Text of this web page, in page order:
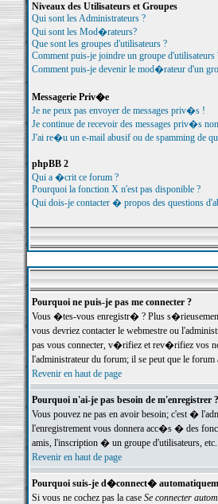
Niveaux des Utilisateurs et Groupes
Qui sont les Administrateurs ?
Qui sont les Mod�rateurs?
Que sont les groupes d'utilisateurs ?
Comment puis-je joindre un groupe d'utilisateurs
Comment puis-je devenir le mod�rateur d'un
Messagerie Priv�e
Je ne peux pas envoyer de messages priv�s !
Je continue de recevoir des messages priv�s
J'ai re�u un e-mail abusif ou de spamming de
phpBB 2
Qui a �crit ce forum ?
Pourquoi la fonction X n'est pas disponible ?
Qui dois-je contacter � propos des questions
Pourquoi ne puis-je pas me connecter ?
Vous �tes-vous enregistr� ? Plus
vous devriez contacter le webmestre ou
pas vous connecter, v�rifiez et rev�rifiez vos
l'administrateur du forum; il se peut que le
Revenir en haut de page
Pourquoi n'ai-je pas besoin de m'enregistrer ?
Vous pouvez ne pas en avoir besoin; c'est �
l'enregistrement vous donnera acc�s � des
amis, l'inscription � un groupe d'utilisateurs,
Revenir en haut de page
Pourquoi suis-je d�connect�
Si vous ne cochez pas la case Se connecter